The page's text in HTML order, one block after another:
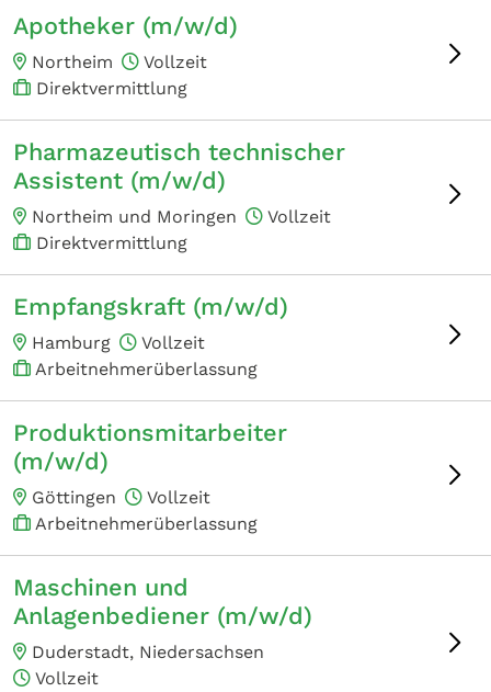
Apotheker (m/w/d)
Northeim
Vollzeit
Direktvermittlung
Pharmazeutisch technischer
Assistent (m/w/d)
Northeim und Moringen
Vollzeit
Direktvermittlung
Empfangskraft (m/w/d)
Hamburg
Vollzeit
Arbeitnehmerüberlassung
Produktionsmitarbeiter
(m/w/d)
Göttingen
Vollzeit
Arbeitnehmerüberlassung
Maschinen und
Anlagenbediener (m/w/d)
Duderstadt, Niedersachsen
Vollzeit